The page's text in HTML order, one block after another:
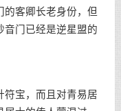
的客卿长老身份，但
音门已经是逆星盟的
符宝，而且对青易居